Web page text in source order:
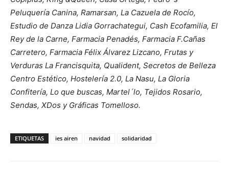
Peluquería Canina, Ramarsan, La Cazuela de Rocío,
Estudio de Danza Lidia Gorrachategui, Cash Ecofamilia, El
Rey de la Carne, Farmacia Penadés, Farmacia F.Cañas
Carretero, Farmacia Félix Álvarez Lizcano, Frutas y
Verduras La Francisquita, Qualident, Secretos de Belleza
Centro Estético, Hostelería 2.0, La Nasu, La Gloria
Confitería, Lo que buscas, Martel´lo, Tejidos Rosario,
Sendas, XDos y Gráficas Tomelloso.
ETIQUETAS ies airen navidad solidaridad